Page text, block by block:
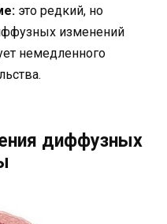
это редкий, но
изменений
немедленного
диффузных